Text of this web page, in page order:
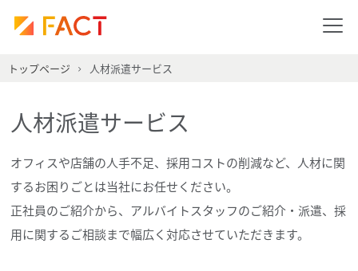
トップページ 人材派遣サービス
人材派遣サービス
オフィスや店舗の人手不足、採用コストの削減など、人材に関
するお困りごとは当社にお任せください。
正社員のご紹介から、アルバイトスタッフのご紹介・派遣、採
用に関するご相談まで幅広く対応させていただきます。